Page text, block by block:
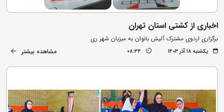
اخباری از کشتی استان تهران
برگزاری اردوی مشترک آلیش بانوان به میزبان شهر ری
یکشنبه ۱۸ آذر ۱۴۰۳ 08:34 مشاهده بیشتر